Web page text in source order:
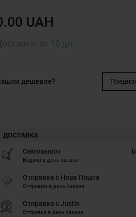
UAH
от 10 дн.
дешевле?
ДОСТАВКА
Самовывоз
Видача в день заказа
Отправка с Нова Пошта
Отправим в день заказа
Отправка с JustIn
Отправка в день заказа